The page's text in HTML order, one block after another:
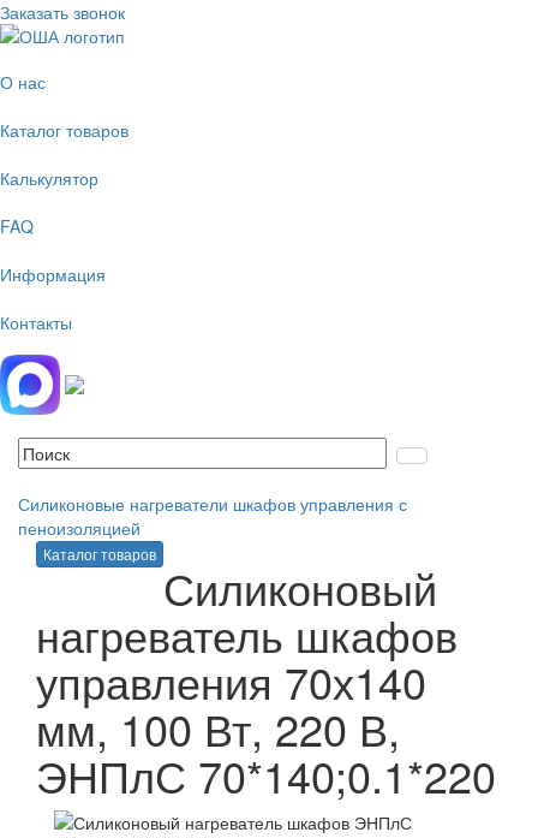
Заказать звонок
О нас
Каталог товаров
Калькулятор
FAQ
Информация
Контакты
Силиконовые нагреватели шкафов управления с
пеноизоляцией
Каталог товаров
Силиконовый
нагреватель шкафов
управления 70х140
мм, 100 Вт, 220 В,
ЭНПлС 70*140;0.1*220